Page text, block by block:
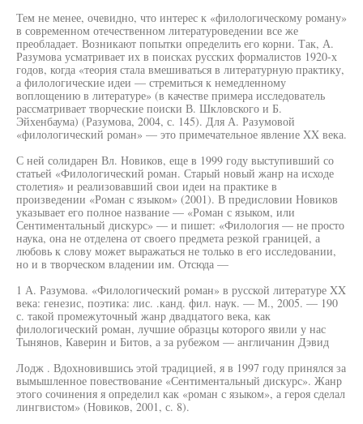
Тем не менее, очевидно, что интерес к «филологическому роману»
в современном отечественном литературоведении все же
преобладает. Возникают попытки определить его корни. Так, А.
Разумова усматривает их в поисках русских формалистов 1920-х
годов, когда «теория стала вмешиваться в литературную практику,
а филологические идеи — стремиться к немедленному
воплощению в литературе» (в качестве примера исследователь
рассматривает творческие поиски В. Шкловского и Б.
Эйхенбаума) (Разумова, 2004, с. 145). Для А. Разумовой
«филологический роман» — это примечательное явление XX века.
С ней солидарен Вл. Новиков, еще в 1999 году выступивший со
статьей «Филологический роман. Старый новый жанр на исходе
столетия» и реализовавший свои идеи на практике в
произведении «Роман с языком» (2001). В предисловии Новиков
указывает его полное название — «Роман с языком, или
Сентиментальный дискурс» — и пишет: «Филология — не просто
наука, она не отделена от своего предмета резкой границей, а
любовь к слову может выражаться не только в его исследовании,
но и в творческом владении им. Отсюда —
1 А. Разумова. «Филологический роман» в русской литературе XX
века: генезис, поэтика: лис. .канд. фил. наук. — М., 2005. — 190
с. такой промежуточный жанр двадцатого века, как
филологический роман, лучшие образцы которого явили у нас
Тынянов, Каверин и Битов, а за рубежом — англичанин Дэвид
Лодж . Вдохновившись этой традицией, я в 1997 году принялся за
вымышленное повествование «Сентиментальный дискурс». Жанр
этого сочинения я определил как «роман с языком», а героя сделал
лингвистом» (Новиков, 2001, с. 8).